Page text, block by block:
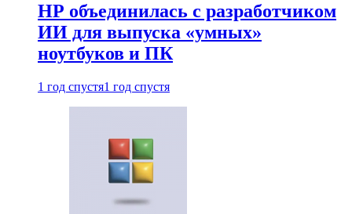
HP объединилась с разработчиком
ИИ для выпуска «умных»
ноутбуков и ПК
1 год спустя1 год спустя